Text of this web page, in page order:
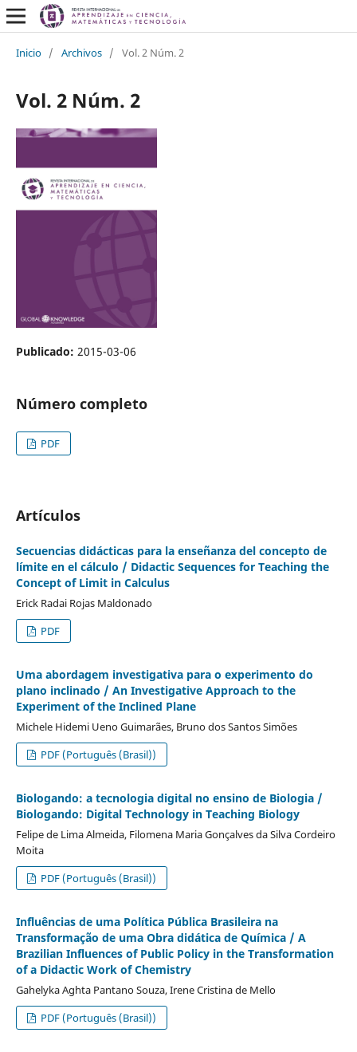
Inicio / Archivos / Vol. 2 Núm. 2
Vol. 2 Núm. 2
Publicado: 2015-03-06
Número completo
PDF
Artículos
Secuencias didácticas para la enseñanza del concepto de
límite en el cálculo / Didactic Sequences for Teaching the
Concept of Limit in Calculus
Erick Radai Rojas Maldonado
PDF
Uma abordagem investigativa para o experimento do
plano inclinado / An Investigative Approach to the
Experiment of the Inclined Plane
Michele Hidemi Ueno Guimarães, Bruno dos Santos Simões
PDF (Português (Brasil))
Biologando: a tecnologia digital no ensino de Biologia /
Biologando: Digital Technology in Teaching Biology
Felipe de Lima Almeida, Filomena Maria Gonçalves da Silva Cordeiro
Moita
PDF (Português (Brasil))
Influências de uma Política Pública Brasileira na
Transformação de uma Obra didática de Química / A
Brazilian Influences of Public Policy in the Transformation
of a Didactic Work of Chemistry
Gahelyka Aghta Pantano Souza, Irene Cristina de Mello
PDF (Português (Brasil))